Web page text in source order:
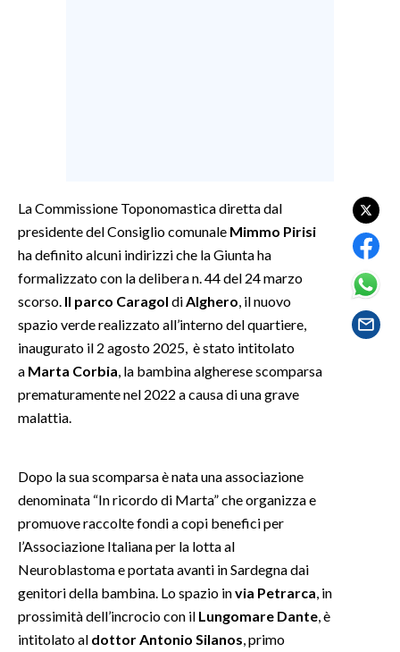
SPETTACOLI
GOSSIP
SALUTE
SARDI NEL MONDO
#CARAUNIONE
3 MINUTI CON
INSULARITÀ
La Commissione Toponomastica diretta dal
presidente del Consiglio comunale Mimmo Pirisi
ha definito alcuni indirizzi che la Giunta ha
formalizzato con la delibera n. 44 del 24 marzo
scorso. Il parco Caragol di Alghero , il nuovo
spazio verde realizzato all’interno del quartiere,
inaugurato il 2 agosto 2025, è stato intitolato
a Marta Corbia , la bambina algherese scomparsa
prematuramente nel 2022 a causa di una grave
malattia.
Dopo la sua scomparsa è nata una associazione
denominata “In ricordo di Marta” che organizza e
promuove raccolte fondi a copi benefici per
l’Associazione Italiana per la lotta al
Neuroblastoma e portata avanti in Sardegna dai
genitori della bambina. Lo spazio invia Petrarca , in
prossimità dell’incrocio con il Lungomare Dante , è
intitolato al dottor Antonio Silanos , primo